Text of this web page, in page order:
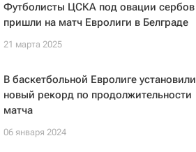
Футболисты ЦСКА под овации сербов
пришли на матч Евролиги в Белграде
21 марта 2025
В баскетбольной Евролиге установили
новый рекорд по продолжительности
матча
06 января 2024